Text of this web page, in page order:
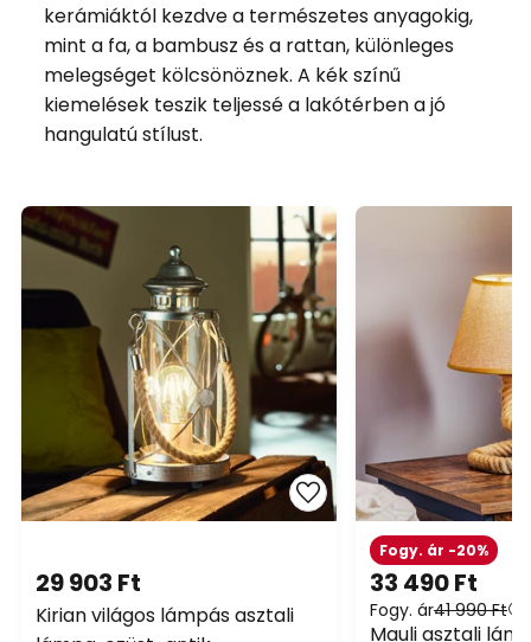
kerámiáktól kezdve a természetes anyagokig,
mint a fa, a bambusz és a rattan, különleges
melegséget kölcsönöznek. A kék színű
kiemelések teszik teljessé a lakótérben a jó
hangulatú stílust.
29 903 Ft
Kirian világos lámpás asztali
33 490 Ft
Fogy. ár41 990 Ft
Fogy. ár -20%
Mauli asztali